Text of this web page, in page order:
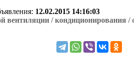
12.02.2015 14:16:03
/ кондиционирования /